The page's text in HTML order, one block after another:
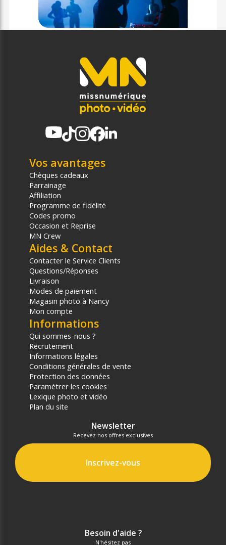
Vos avantages
Chèques cadeaux
Parrainage
Affiliation
Programme de fidélité
Codes promo
Occasion et Reprise
MN Crew
Aides & Contact
Contacter le Service Clients
Questions/Réponses
Livraison
Modes de paiement
Magasin photo à Nancy
Mon compte
Informations
Qui sommes-nous ?
Recrutement
Informations légales
Conditions générales de vente
Protection des données
Paramétrer les cookies
Lexique photo et vidéo
Plan du site
Newsletter
Recevez nos offres exclusives
Inscrivez-vous
Besoin d'aide ?
N'hésitez pas